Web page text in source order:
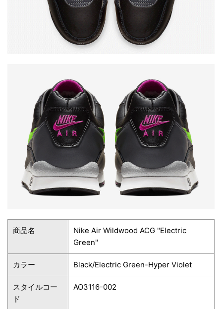
商品名
Nike Air Wildwood ACG "Electric
Green"
カラー Black/Electric Green-Hyper Violet
スタイルコー
ド
AO3116-002